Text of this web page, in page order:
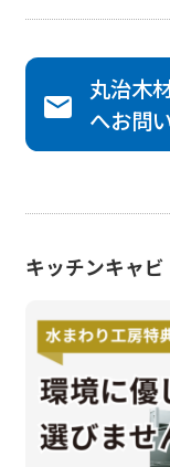
丸治木
へお問
キッチンキャ